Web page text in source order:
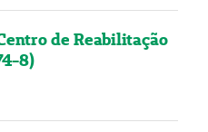
de Reabilitação
8)